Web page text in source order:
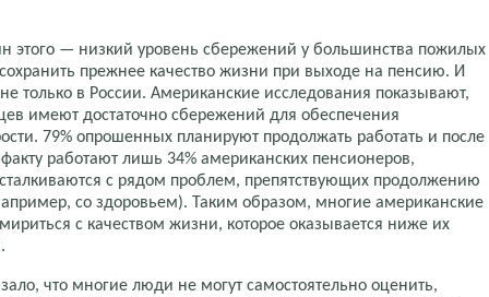
этого — низкий уровень сбережений у большинства пожилых
прежнее качество жизни при выходе на пенсию. И
только в России. Американские исследования показывают,
имеют достаточно сбережений для обеспечения
79% опрошенных планируют продолжать работать и после
работают лишь 34% американских пенсионеров,
с рядом проблем, препятствующих продолжению
со здоровьем). Таким образом, многие американские
с качеством жизни, которое оказывается ниже их
что многие люди не могут самостоятельно оценить,